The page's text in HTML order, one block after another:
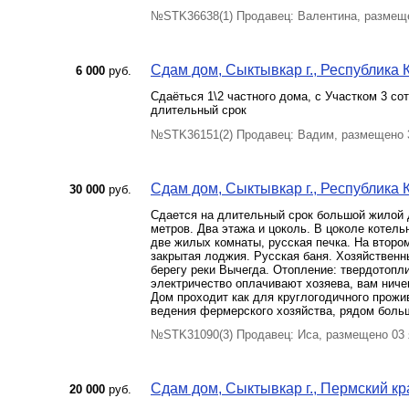
№STK36638(1) Продавец: Валентина,
6 000 руб. Сдам дом, Сыктывкар г., Республика
Сдаёться 1\2 частного дома, с Участком 3
длительный срок
№STK36151(2) Продавец: Вадим, размещено
30 000 руб. Сдам дом, Сыктывкар г., Республика
Сдается на длительный срок большой жилой
метров. Два этажа и цоколь. В цоколе
две жилых комнаты, русская печка. На
закрытая лоджия. Русская баня.
берегу реки Вычегда. Отопление:
электричество оплачивают хозяева, вам
Дом проходит как для круглогодичного
ведения фермерского хозяйства, рядом
№STK31090(3) Продавец: Иса, размещено 03
20 000 руб.
Сдам дом, Сыктывкар г., Пермский